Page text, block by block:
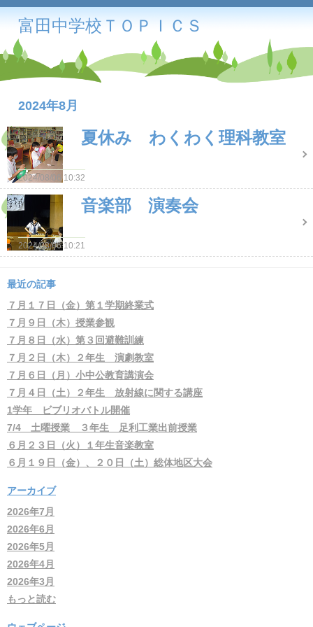
富田中学校ＴＯＰＩＣＳ
2024年8月
夏休み わくわく理科教室
2024/08/06 10:32
音楽部 演奏会
2024/08/06 10:21
最近の記事
７月１７日（金）第１学期終業式
７月９日（木）授業参観
７月８日（水）第３回避難訓練
７月２日（木）２年生 演劇教室
７月６日（月）小中公教育講演会
７月４日（土）２年生 放射線に関する講座
1学年 ビブリオバトル開催
7/4 土曜授業 ３年生 足利工業出前授業
６月２３日（火）１年生音楽教室
６月１９日（金）、２０日（土）総体地区大会
アーカイブ
2026年7月
2026年6月
2026年5月
2026年4月
2026年3月
もっと読む